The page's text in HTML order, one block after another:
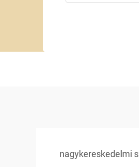
nagykereskedelmi